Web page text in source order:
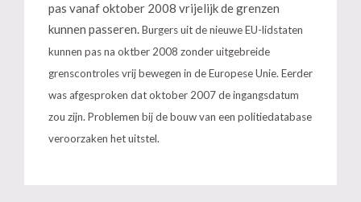
pas vanaf oktober 2008 vrijelijk de grenzen
kunnen passeren.Burgers uit de nieuwe EU-lidstaten
kunnen pas na oktber 2008 zonder uitgebreide
grenscontroles vrij bewegen in de Europese Unie. Eerder
was afgesproken dat oktober 2007 de ingangsdatum
zou zijn. Problemen bij de bouw van een politiedatabase
veroorzaken het uitstel.